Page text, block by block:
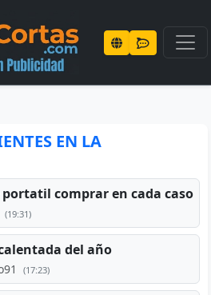
EN LA
comprar en cada caso
(19:31)
del año
(17:23)